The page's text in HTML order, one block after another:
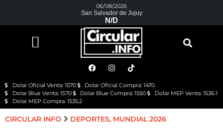
06/08/2026
San Salvador de Jujuy
N/D
Dolar Oficial Venta: 1570
Dolar Oficial Compra: 1470
Dolar Blue Venta: 1570
Dolar Blue Compra: 1550
Dolar MEP Venta: 1536.1
Dolar MEP Compra: 1535.2
CIRCULAR INFO DEPORTES, MUNDIAL 2026